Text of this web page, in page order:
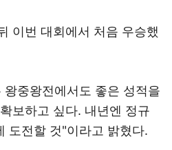
이번 대회에서 처음 우승했
중왕전에서도 좋은 성적을
보하고 싶다. 내년엔 정규
도전할 것"이라고 밝혔다.